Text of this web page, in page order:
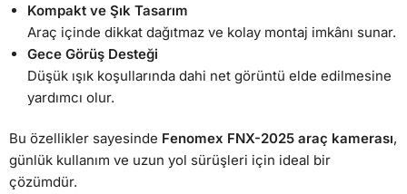
Kompakt ve Şık Tasarım
Araç içinde dikkat dağıtmaz ve kolay montaj imkânı sunar.
Gece Görüş Desteği
Düşük ışık koşullarında dahi net görüntü elde edilmesine
yardımcı olur.
Bu özellikler sayesinde Fenomex FNX-2025 araç kamerası,
günlük kullanım ve uzun yol sürüşleri için ideal bir
çözümdür.